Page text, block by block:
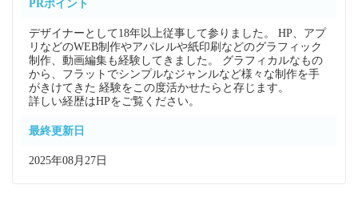
PRポイント
デザイナーとして18年以上従事して参りました。 HP、アプ
リなどのWEB制作やアパレルや紙印刷などのグラフィック
制作、動画編集も経験してきました。 グラフィカルなもの
から、フラットでシンプルなジャンルなど様々な制作を手
がきけてきた 経験をこの度活かせたらと存じます。
詳しい経歴はHPをご覧ください。
最終更新日
2025年08月27日